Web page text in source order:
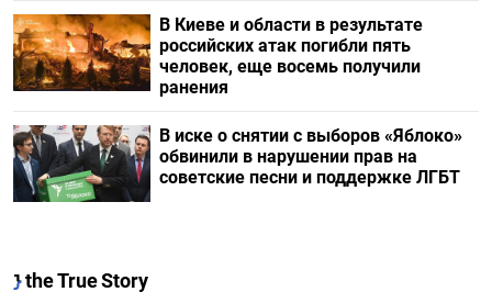
В Киеве и области в результате
российских атак погибли пять
человек, еще восемь получили
ранения
В иске о снятии с выборов «Яблоко»
обвинили в нарушении прав на
советские песни и поддержке ЛГБТ